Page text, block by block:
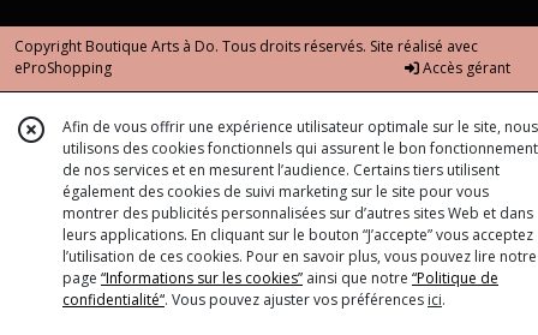
Copyright Boutique Arts à Do. Tous droits réservés. Site réalisé avec
eProShopping
Accès gérant
Afin de vous offrir une expérience utilisateur optimale sur le site, nous
utilisons des cookies fonctionnels qui assurent le bon fonctionnement
de nos services et en mesurent l’audience. Certains tiers utilisent
également des cookies de suivi marketing sur le site pour vous
montrer des publicités personnalisées sur d’autres sites Web et dans
leurs applications. En cliquant sur le bouton “J’accepte” vous acceptez
l’utilisation de ces cookies. Pour en savoir plus, vous pouvez lire notre
page “Informations sur les cookies” ainsi que notre “Politique de
confidentialité“. Vous pouvez ajuster vos préférences ici.